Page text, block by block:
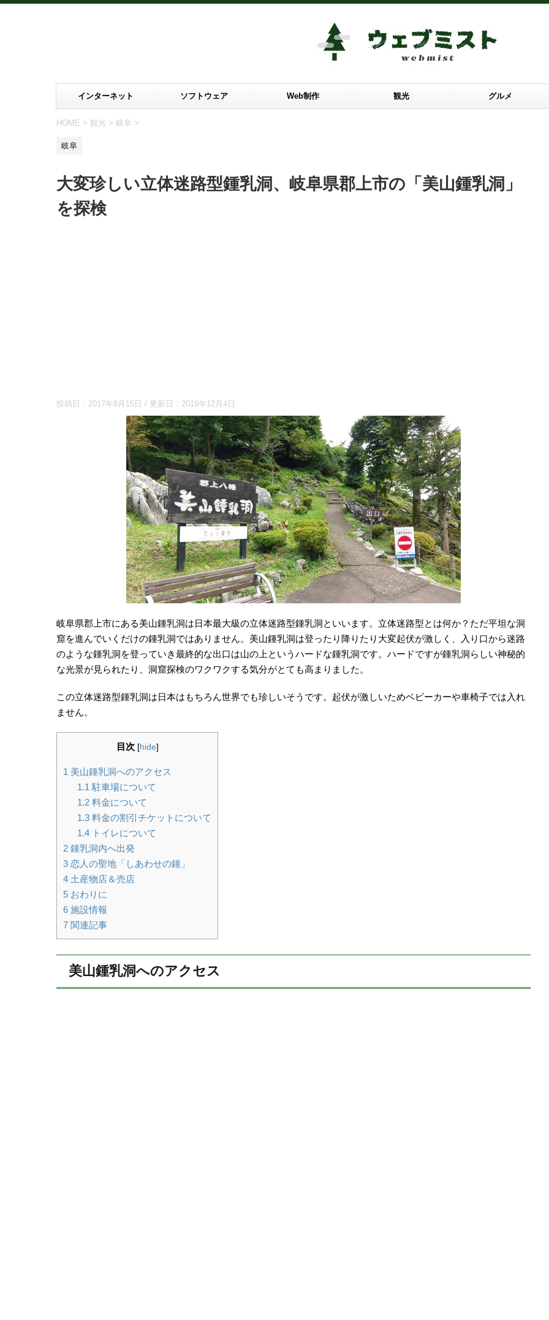
インターネット ソフトウェア Web制作 観光 グルメ
HOME > 観光 > 岐阜 >
岐阜
大変珍しい立体迷路型鍾乳洞、岐阜県郡上市の「美山鍾乳洞」
を探検
投稿日： 2017年8月15日 / 更新日： 2019年12月4日
岐阜県郡上市にある美山鍾乳洞は日本最大級の立体迷路型鍾乳洞といいます。立体迷路型とは何か？ただ平坦な洞
窟を進んでいくだけの鍾乳洞ではありません。美山鍾乳洞は登ったり降りたり大変起伏が激しく、入り口から迷路
のような鍾乳洞を登っていき最終的な出口は山の上というハードな鍾乳洞です。ハードですが鍾乳洞らしい神秘的
な光景が見られたり、洞窟探検のワクワクする気分がとても高まりました。
この立体迷路型鍾乳洞は日本はもちろん世界でも珍しいそうです。起伏が激しいためベビーカーや車椅子では入れ
ません。
目次 [hide]
1 美山鍾乳洞へのアクセス
1.1 駐車場について
1.2料金について
1.3料金の割引チケットについて
1.4トイレについて
2 鍾乳洞内へ出発
3 恋人の聖地「しあわせの鐘」
4 土産物店＆売店
5 おわりに
6 施設情報
7 関連記事
美山鍾乳洞へのアクセス